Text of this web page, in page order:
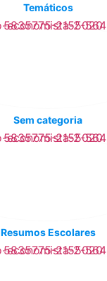
Temáticos
Sem categoria
Resumos Escolares